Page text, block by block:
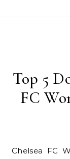
Top 5
FC
Chelsea FC Women heeft zich gevestigd als een